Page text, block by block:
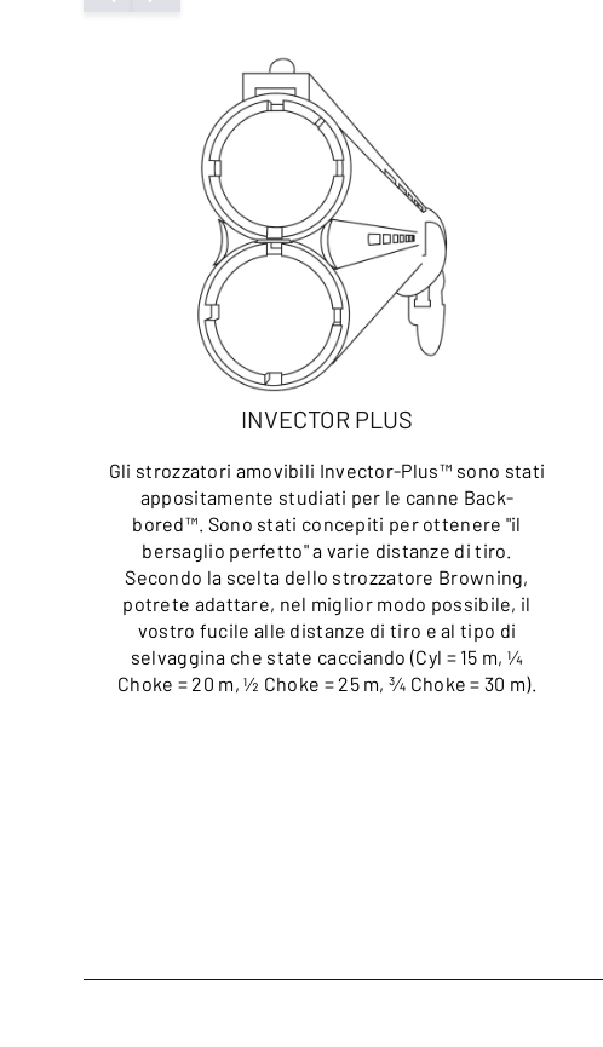
INVECTOR PLUS
Gli strozzatori amovibili Invector-Plus™ sono stati
appositamente studiati per le canne Back-
bored™. Sono stati concepiti per ottenere "il
bersaglio perfetto" a varie distanze di tiro.
Secondo la scelta dello strozzatore Browning,
potrete adattare, nel miglior modo possibile, il
vostro fucile alle distanze di tiro e al tipo di
selvaggina che state cacciando (Cyl = 15 m, ¼
Choke = 20 m, ½ Choke = 25 m, ¾ Choke = 30 m).